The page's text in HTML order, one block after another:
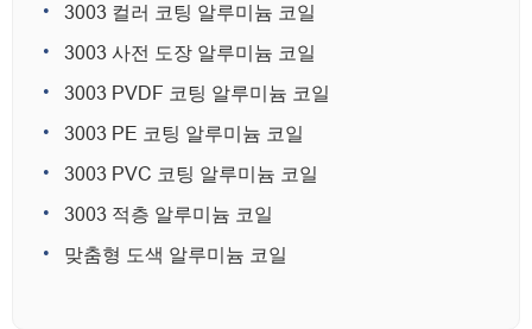
3003 컬러 코팅 알루미늄 코일
3003 사전 도장 알루미늄 코일
3003 PVDF 코팅 알루미늄 코일
3003 PE 코팅 알루미늄 코일
3003 PVC 코팅 알루미늄 코일
3003 적층 알루미늄 코일
맞춤형 도색 알루미늄 코일